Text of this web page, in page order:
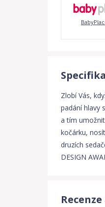
Zlobí Vás,
padání hlavy
a tím
kočárku,
druzích
DESIGN